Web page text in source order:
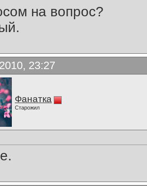
на вопрос?
23:27
Фанатка
Старожил